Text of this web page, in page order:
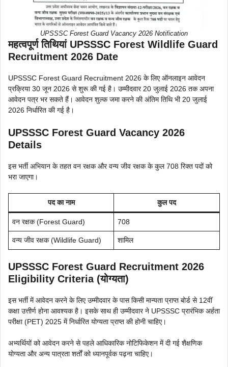
UPSSSC Forest Guard Vacancy 2026 Notification
महत्वपूर्ण तिथियां UPSSSC Forest Wildlife Guard
Recruitment 2026 Date
UPSSSC Forest Guard Recruitment 2026 के लिए ऑनलाइन आवेदन
प्रक्रिया 30 जून 2026 से शुरू की गई है। उम्मीदवार 20 जुलाई 2026 तक अपना
आवेदन पत्र भर सकते हैं। आवेदन शुल्क जमा करने की अंतिम तिथि भी 20 जुलाई
2026 निर्धारित की गई है।
UPSSSC Forest Guard Vacancy 2026
Details
इस भर्ती अभियान के तहत वन रक्षक और वन्य जीव रक्षक के कुल 708 रिक्त पदों को
भरा जाएगा।
पद का नाम कुल पद
वन रक्षक (Forest Guard) 708
वन्य जीव रक्षक (Wildlife Guard) शामिल
UPSSSC Forest Guard Recruitment 2026
Eligibility Criteria (योग्यता)
इस भर्ती में आवेदन करने के लिए उम्मीदवार के पास किसी मान्यता प्राप्त बोर्ड से 12वीं
कक्षा उत्तीर्ण होना आवश्यक है। इसके साथ ही उम्मीदवार ने UPSSSC प्रारंभिक अर्हता
परीक्षा (PET) 2025 में निर्धारित योग्यता प्राप्त की होनी चाहिए।
अभ्यर्थियों को आवेदन करने से पहले आधिकारिक नोटिफिकेशन में दी गई शैक्षणिक
योग्यता और अन्य पात्रता शर्तों को ध्यानपूर्वक पढ़ना चाहिए।